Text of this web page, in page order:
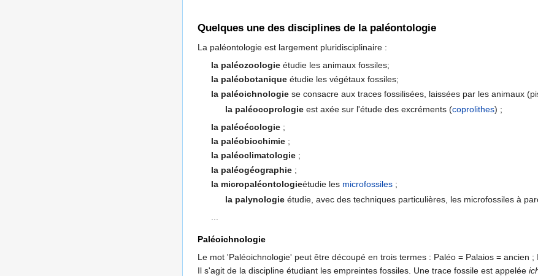
Quelques une des disciplines de la paléontologie
La paléontologie est largement pluridisciplinaire :
la paléozoologie étudie les animaux fossiles;
la paléobotanique étudie les végétaux fossiles;
la paléoichnologie se consacre aux traces fossilisées, laissées par les animaux
la paléocoprologieest axée sur l'étude des excréments (coprolithes) ;
la paléoécologie ;
la paléobiochimie ;
la paléoclimatologie ;
la paléogéographie ;
la micropaléontologieétudie les microfossiles ;
la palynologieétudie, avec des techniques particulières, les microfossiles à
Paléoichnologie
Le mot 'Paléoichnologie' peut être découpé en trois termes : Paléo = Palaios = ancien ;
Il s'agit de la discipline étudiant les empreintes fossiles. Une trace fossile est appelée